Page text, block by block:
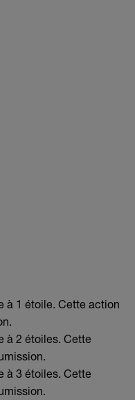
à 1 étoile. Cette action
à 2 étoiles. Cette
à 3 étoiles. Cette